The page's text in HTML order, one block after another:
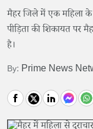
मैहर जिले में एक महिला के
पीड़िता की शिकायत पर
है।
By: Prime News